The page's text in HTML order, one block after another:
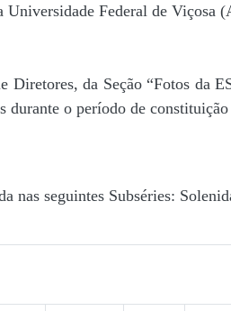
Federal de Viçosa
Diretores, da Seção “Fotos da
durante o período de
nas seguintes Subséries: